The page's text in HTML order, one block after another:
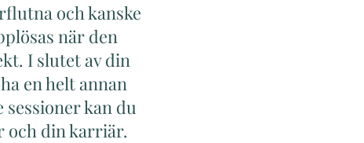
och kanske
när den
I slutet av din
en helt annan
kan du
och din karriär.